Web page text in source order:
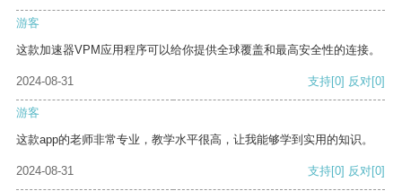
游客
这款加速器VPM应用程序可以给你提供全球覆盖和最高安全性的连接。
2024-08-31 支持[0] 反对[0]
游客
这款app的老师非常专业，教学水平很高，让我能够学到实用的知识。
2024-08-31 支持[0] 反对[0]